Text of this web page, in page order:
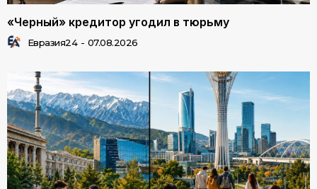
«Черный» кредитор угодил в тюрьму
Евразия24 - 07.08.2026